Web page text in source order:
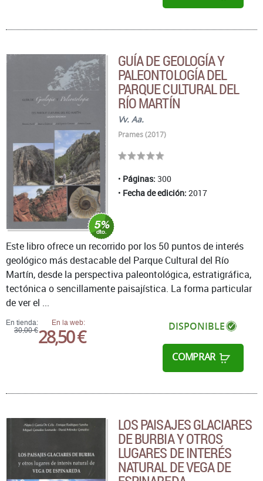
GUÍA DE GEOLOGÍA Y
PALEONTOLOGÍA DEL
PARQUE CULTURAL DEL
RÍO MARTÍN
Vv. Aa.
Prames (2017)
Páginas: 300
Fecha de edición: 2017
En tienda:
30,00 €
En la web:
28,50 € DISPONIBLE
COMPRAR
Este libro ofrece un recorrido por los 50 puntos de interés
geológico más destacable del Parque Cultural del Río
Martín, desde la perspectiva paleontológica, estratigráfica,
tectónica o sencillamente paisajística. La forma particular
de ver el ...
LOS PAISAJES GLACIARES
DE BURBIA Y OTROS
LUGARES DE INTERÉS
NATURAL DE VEGA DE